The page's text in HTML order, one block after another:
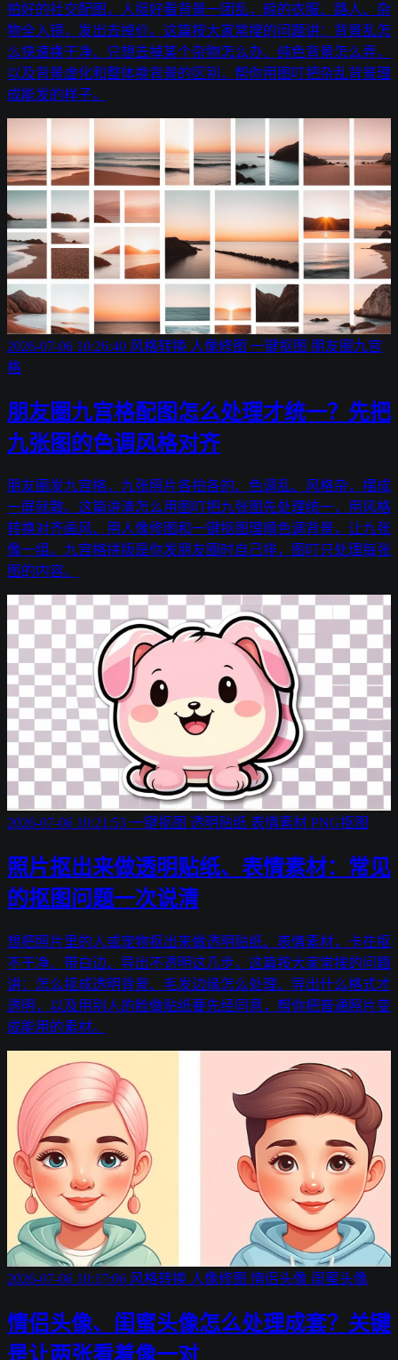
拍好的社交配图，人挺好看背景一团乱，晾的衣服、路人、杂
物全入镜，发出去掉价。这篇按大家常搜的问题讲：背景乱怎
么快速换干净、只想去掉某个杂物怎么办、纯色背景怎么弄，
以及背景虚化和整体换背景的区别，帮你用图叮把杂乱背景理
成能发的样子。
2026-07-06 10:26:40 风格转换 人像修图 一键抠图 朋友圈九宫
格
朋友圈九宫格配图怎么处理才统一？先把
九张图的色调风格对齐
朋友圈发九宫格，九张照片各拍各的、色调乱、风格杂，摆成
一屏就散。这篇讲清怎么用图叮把九张图先处理统一，用风格
转换对齐画风、用人像修图和一键抠图理顺色调背景，让九张
像一组。九宫格拼版是你发朋友圈时自己排，图叮只处理每张
图的内容。
2026-07-06 10:21:53 一键抠图 透明贴纸 表情素材 PNG抠图
照片抠出来做透明贴纸、表情素材：常见
的抠图问题一次说清
想把照片里的人或宠物抠出来做透明贴纸、表情素材，卡在抠
不干净、带白边、导出不透明这几步。这篇按大家常搜的问题
讲：怎么抠成透明背景、毛发边缘怎么处理、导出什么格式才
透明，以及用别人的脸做贴纸要先经同意，帮你把普通照片变
成能用的素材。
2026-07-06 10:17:06 风格转换 人像修图 情侣头像 闺蜜头像
情侣头像、闺蜜头像怎么处理成套？关键
是让两张看着像一对